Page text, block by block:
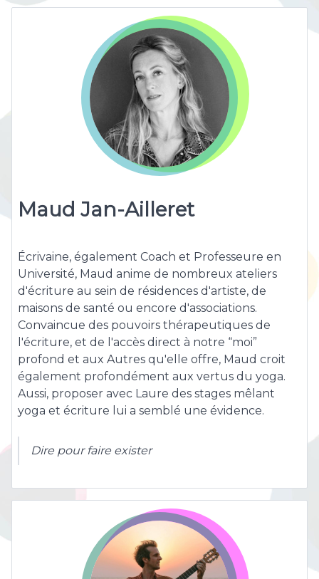
Maud Jan-Ailleret
Écrivaine, également Coach et Professeure en
Université, Maud anime de nombreux ateliers
d'écriture au sein de résidences d'artiste, de
maisons de santé ou encore d'associations.
Convaincue des pouvoirs thérapeutiques de
l'écriture, et de l'accès direct à notre “moi”
profond et aux Autres qu'elle offre, Maud croit
également profondément aux vertus du yoga.
Aussi, proposer avec Laure des stages mêlant
yoga et écriture lui a semblé une évidence.
Dire pour faire exister